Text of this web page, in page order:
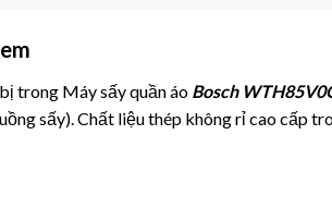
trong Máy sấy quần áo Bosch
sấy). Chất liệu thép không rỉ cao cấp